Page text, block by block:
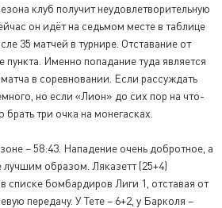
клуб получит неудовлетворительную
он идёт на седьмом месте в таблице
35 матчей в турнире. Отставание от
Именно попадание туда является
в соревновании. Если рассуждать
но если «Лион» до сих пор на что-
брать три очка на монегасках.
– 58:43. Нападение очень добротное, а
лучшим образом. Ляказетт (25+4)
списке бомбардиров Лиги 1, отставая от
передачу. У Тете – 6+2, у Барколя –